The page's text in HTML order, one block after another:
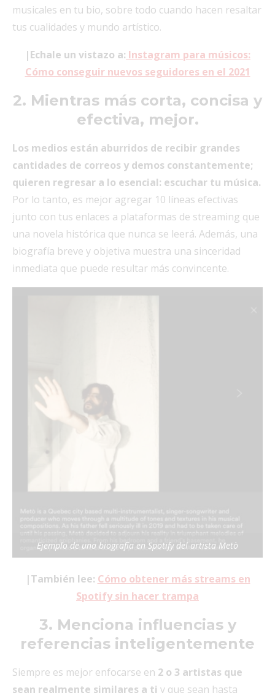
musicales en tu bio, sobre todo cuando hacen resaltar
tus cualidades y mundo artístico.
|Echale un vistazo a: Instagram para músicos:
Cómo conseguir nuevos seguidores en el 2021
2. Mientras más corta, concisa y
efectiva, mejor.
Los medios están aburridos de recibir grandes
cantidades de correos y demos constantemente;
quieren regresar a lo esencial: escuchar tu música.
Por lo tanto, es mejor agregar 10 líneas efectivas
junto con tus enlaces a plataformas de streaming que
una novela histórica que nunca se leerá. Además, una
biografía breve y objetiva muestra una sinceridad
inmediata que puede resultar más convincente.
Ejemplo de una biografía en Spotify del artista Metò
|También lee: Cómo obtener más streams en
Spotify sin hacer trampa
3. Menciona influencias y
referencias inteligentemente
Siempre es mejor enfocarse en 2 o 3 artistas que
sean realmente similares a ti y que sean hasta